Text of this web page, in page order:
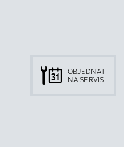
OBJEDNAT
NA SERVIS